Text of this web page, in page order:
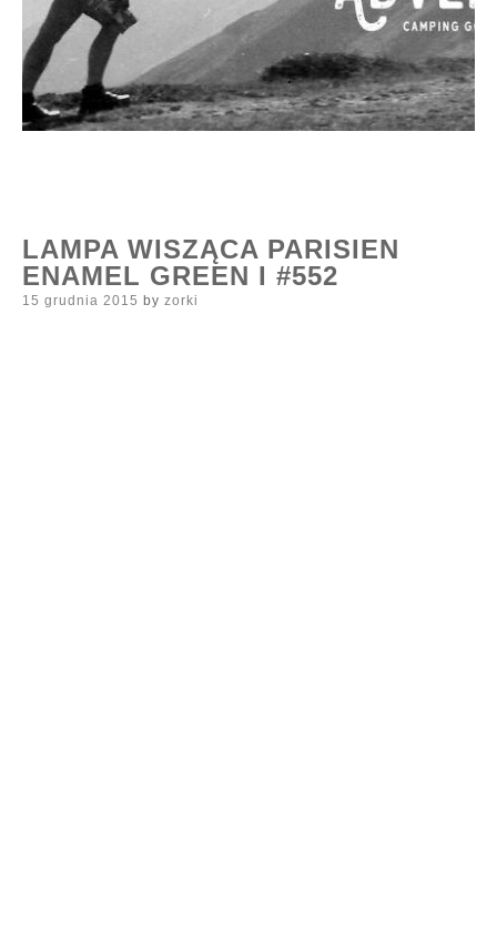
LAMPA WISZĄCA PARISIEN
ENAMEL GREEN I #552
Posted
15 grudnia 2015 by zorki